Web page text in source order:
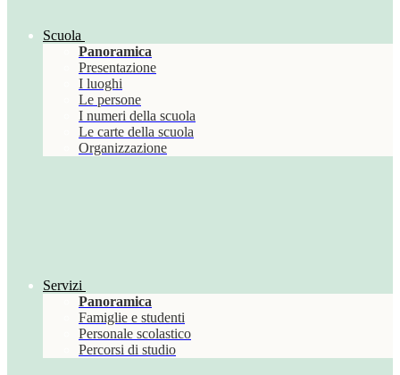
Scuola
Panoramica
Presentazione
I luoghi
Le persone
I numeri della scuola
Le carte della scuola
Organizzazione
Servizi
Panoramica
Famiglie e studenti
Personale scolastico
Percorsi di studio